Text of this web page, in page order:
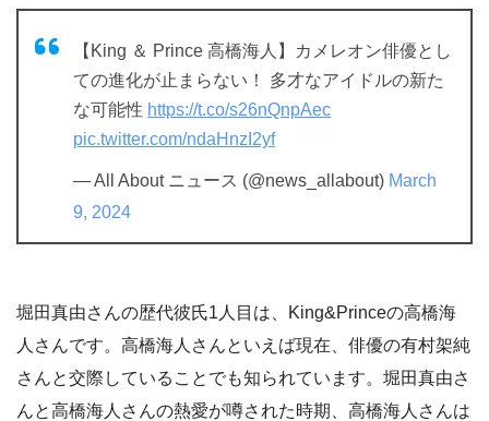
【King ＆ Prince 高橋海人】カメレオン俳優とし
ての進化が止まらない！ 多才なアイドルの新た
な可能性 https://t.co/s26nQnpAec
pic.twitter.com/ndaHnzI2yf
— All About ニュース (@news_allabout) March
9, 2024
堀田真由さんの歴代彼氏1人目は、King&Princeの高橋海
人さんです。高橋海人さんといえば現在、俳優の有村架純
さんと交際していることでも知られています。堀田真由さ
んと高橋海人さんの熱愛が噂された時期、高橋海人さんは